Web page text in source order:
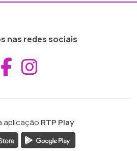
nas redes sociais
Aceder ao
aplicação RTP Play